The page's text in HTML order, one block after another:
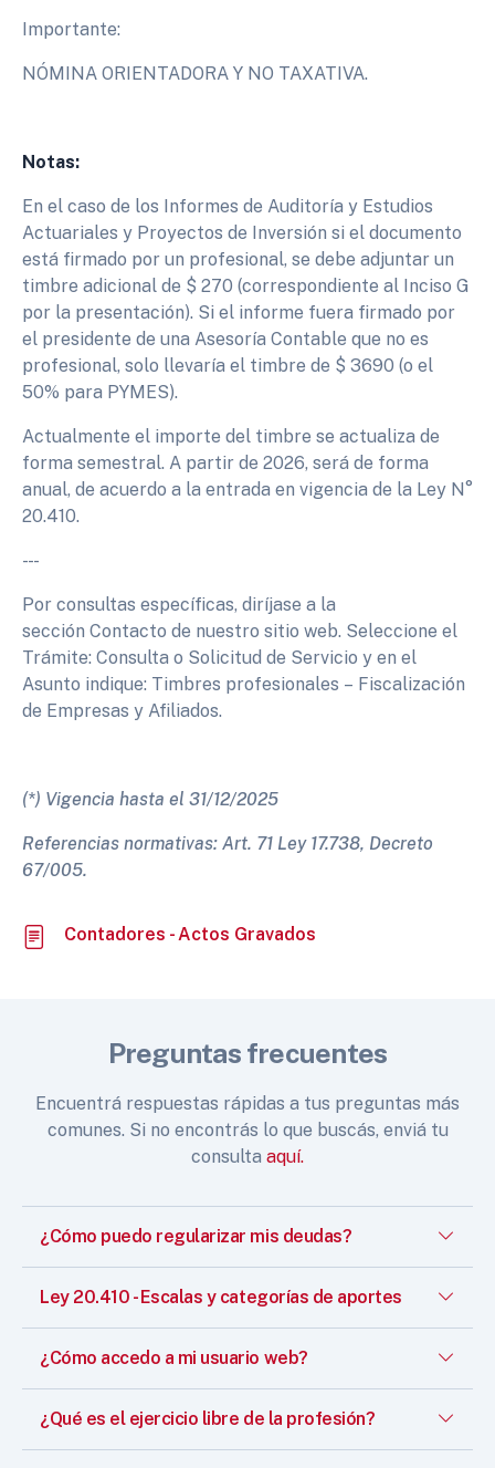
Importante:
NÓMINA ORIENTADORA Y NO TAXATIVA.
Notas:
En el caso de los Informes de Auditoría y Estudios
Actuariales y Proyectos de Inversión si el documento
está firmado por un profesional, se debe adjuntar un
timbre adicional de $ 270 (correspondiente al Inciso G
por la presentación). Si el informe fuera firmado por
el presidente de una Asesoría Contable que no es
profesional, solo llevaría el timbre de $ 3690 (o el
50% para PYMES).
Actualmente el importe del timbre se actualiza de
forma semestral. A partir de 2026, será de forma
anual, de acuerdo a la entrada en vigencia de la Ley N°
20.410.
- - -
Por consultas específicas, diríjase a la
sección Contacto de nuestro sitio web. Seleccione el
Trámite: Consulta o Solicitud de Servicio y en el
Asunto indique: Timbres profesionales – Fiscalización
de Empresas y Afiliados.
(*) Vigencia hasta el 31/12/2025
Referencias normativas: Art. 71 Ley 17.738, Decreto
67/005.
Contadores - Actos Gravados
Preguntas frecuentes
Encuentrá respuestas rápidas a tus preguntas más
comunes. Si no encontrás lo que buscás, enviá tu
consulta aquí.
¿Cómo puedo regularizar mis deudas?
Ley 20.410 - Escalas y categorías de aportes
¿Cómo accedo a mi usuario web?
¿Qué es el ejercicio libre de la profesión?